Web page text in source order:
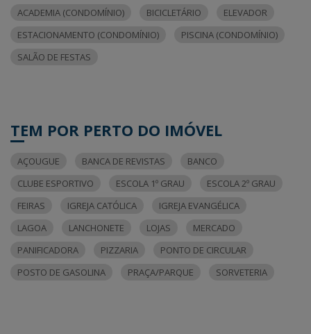
ACADEMIA (CONDOMÍNIO) BICICLETÁRIO
ELEVADOR
ESTACIONAMENTO (CONDOMÍNIO)
PISCINA (CONDOMÍNIO)
SALÃO DE FESTAS
TEM POR PERTO DO IMÓVEL
AÇOUGUE BANCA DE REVISTAS
BANCO
CLUBE ESPORTIVO
ESCOLA 1º GRAU
ESCOLA 2º GRAU
FEIRAS
IGREJA CATÓLICA
IGREJA EVANGÉLICA
LAGOA
LANCHONETE LOJAS
MERCADO
PANIFICADORA
PIZZARIA
PONTO DE CIRCULAR
POSTO DE GASOLINA
PRAÇA/PARQUE SORVETERIA